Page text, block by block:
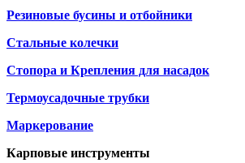
Резиновые бусины и отбойники
Стальные колечки
Стопора и Крепления для насадок
Термоусадочные трубки
Маркерование
Карповые инструменты